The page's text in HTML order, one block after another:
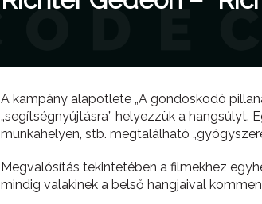
A kampány alapötlete „A gondoskodó
„segítségnyújtásra” helyezzük a hangsúlyt.
munkahelyen, stb. megtalálható
Megvalósítás tekintetében a filmekhez
mindig valakinek a belső hangjaival